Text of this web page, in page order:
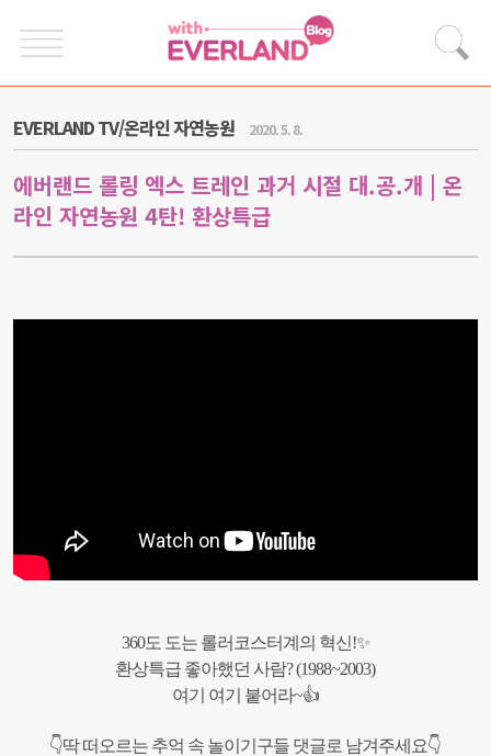
EVERLAND TV/온라인 자연농원 2020. 5. 8.
에버랜드 롤링 엑스 트레인 과거 시절 대.공.개 | 온
라인 자연농원 4탄! 환상특급
360도 도는 롤러코스터계의 혁신!✨
환상특급 좋아했던 사람? (1988~2003)
여기 여기 붙어라~👍
👇딱 떠오르는 추억 속 놀이기구들 댓글로 남겨주세요👇